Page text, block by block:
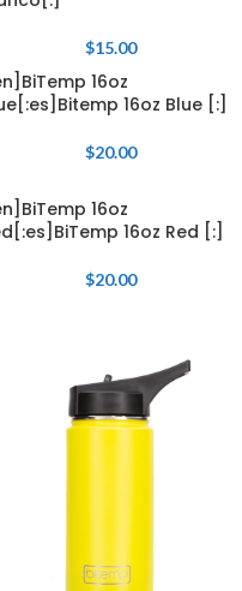
$15.00
16oz
16oz Blue [:]
$20.00
16oz
16oz Red [:]
$20.00